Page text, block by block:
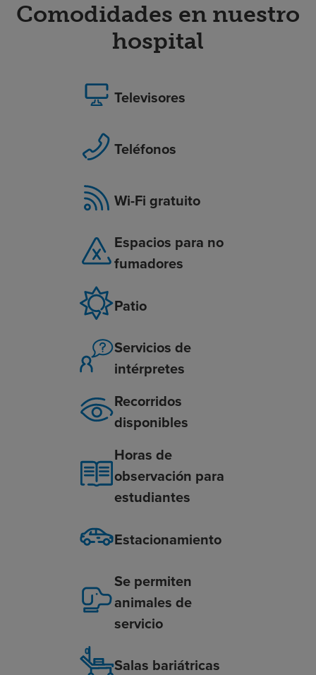
Comodidades en nuestro
hospital
Televisores
Teléfonos
Wi-Fi gratuito
Espacios para no
fumadores
Patio
Servicios de
intérpretes
Recorridos
disponibles
Horas de
observación para
estudiantes
Estacionamiento
Se permiten
animales de
servicio
Salas bariátricas